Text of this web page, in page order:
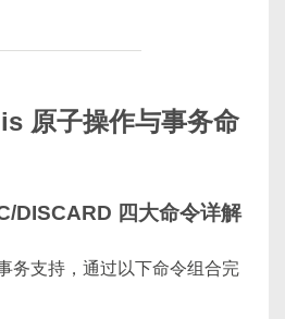
原子操作与事务命
DISCARD 四大命令详解
务支持，通过以下命令组合完